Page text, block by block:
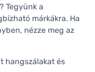
Tegyünk a
márkákra. Ha
nézze meg az
hangszálakat és